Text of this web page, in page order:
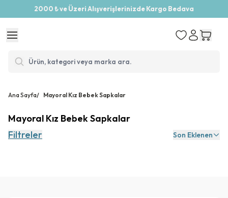
2000 ₺ ve Üzeri Alışverişlerinizde Kargo Bedava
Ana Sayfa/ Mayoral Kız Bebek Sapkalar
Mayoral Kız Bebek Sapkalar
Filtreler
Son Eklenen